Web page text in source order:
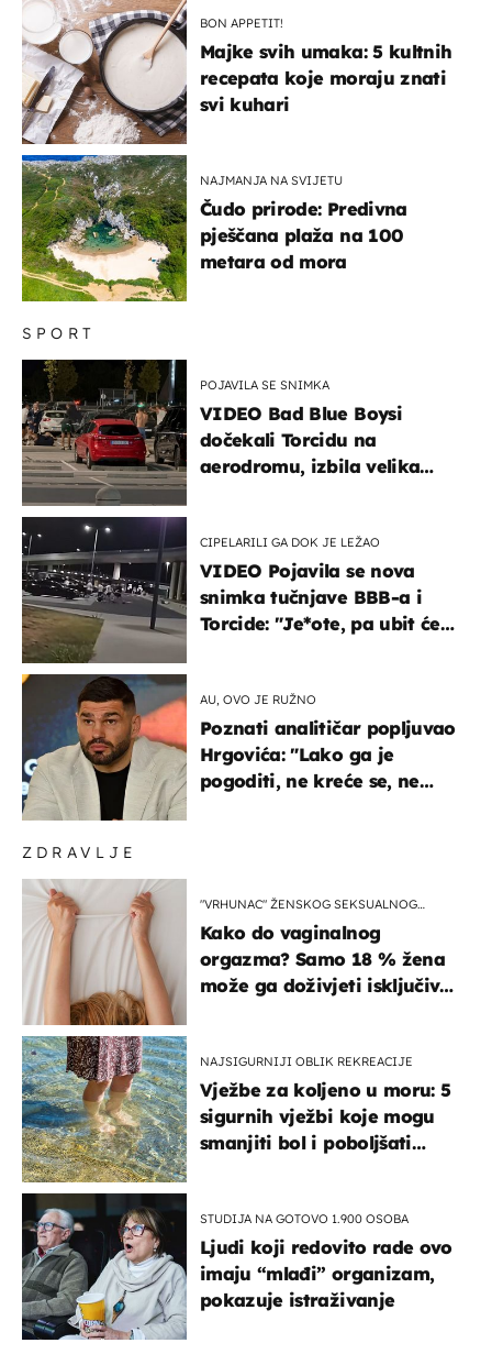
ZDRAVLJE
"VRHUNAC" ŽENSKOG SEKSUALNOG
Kako do vaginalnog
orgazma? Samo 18 % žena
može ga doživjeti isključivo
NAJSIGURNIJI OBLIK REKREACIJE
Vježbe za koljeno u moru: 5
sigurnih vježbi koje mogu
smanjiti bol i poboljšati
STUDIJA NA GOTOVO 1.900 OSOBA
Ljudi koji redovito rade ovo
imaju “mlađi” organizam,
pokazuje istraživanje
SPORT
POJAVILA SE SNIMKA
VIDEO Bad Blue Boysi
dočekali Torcidu na
aerodromu, izbila velika
CIPELARILI GA DOK JE LEŽAO
VIDEO Pojavila se nova
snimka tučnjave BBB-a i
Torcide: "Je*ote, pa ubit će
AU, OVO JE RUŽNO
Poznati analitičar popljuvao
Hrgovića: "Lako ga je
pogoditi, ne kreće se, ne
BON APPETIT!
Majke svih umaka: 5 kultnih
recepata koje moraju znati
svi kuhari
NAJMANJA NA SVIJETU
Čudo prirode: Predivna
pješčana plaža na 100
metara od mora